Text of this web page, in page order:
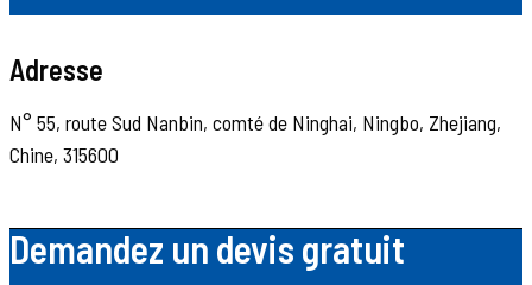
Adresse
N° 55, route Sud Nanbin, comté de Ninghai, Ningbo, Zhejiang,
Chine, 315600
Demandez un devis gratuit